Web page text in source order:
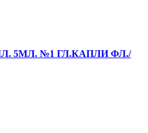
5МЛ. №1 ГЛ.КАПЛИ ФЛ./